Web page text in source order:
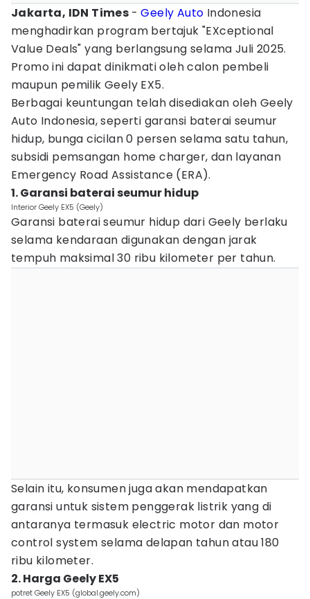
Jakarta, IDN Times -Geely Auto Indonesia
menghadirkan program bertajuk "EXceptional
Value Deals" yang berlangsung selama Juli 2025.
Promo ini dapat dinikmati oleh calon pembeli
maupun pemilik Geely EX5.
Berbagai keuntungan telah disediakan oleh Geely
Auto Indonesia, seperti garansi baterai seumur
hidup, bunga cicilan 0 persen selama satu tahun,
subsidi pemsangan home charger, dan layanan
Emergency Road Assistance (ERA).
1. Garansi baterai seumur hidup
Interior Geely EX5 (Geely)
Garansi baterai seumur hidup dari Geely berlaku
selama kendaraan digunakan dengan jarak
tempuh maksimal 30 ribu kilometer per tahun.
Selain itu, konsumen juga akan mendapatkan
garansi untuk sistem penggerak listrik yang di
antaranya termasuk electric motor dan motor
control system selama delapan tahun atau 180
ribu kilometer.
2. Harga Geely EX5
potret Geely EX5 (global.geely.com)